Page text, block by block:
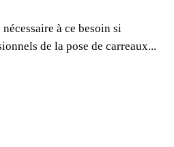
à ce besoin si
de la pose de carreaux...